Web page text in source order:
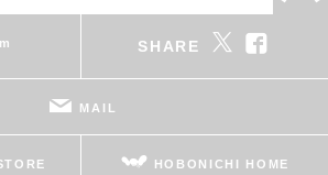
SHARE
MAIL
HOBONICHI HOME